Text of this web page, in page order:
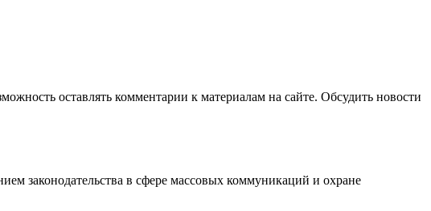
оставлять комментарии к материалам на сайте. Обсудить новости
законодательства в сфере массовых коммуникаций и охране